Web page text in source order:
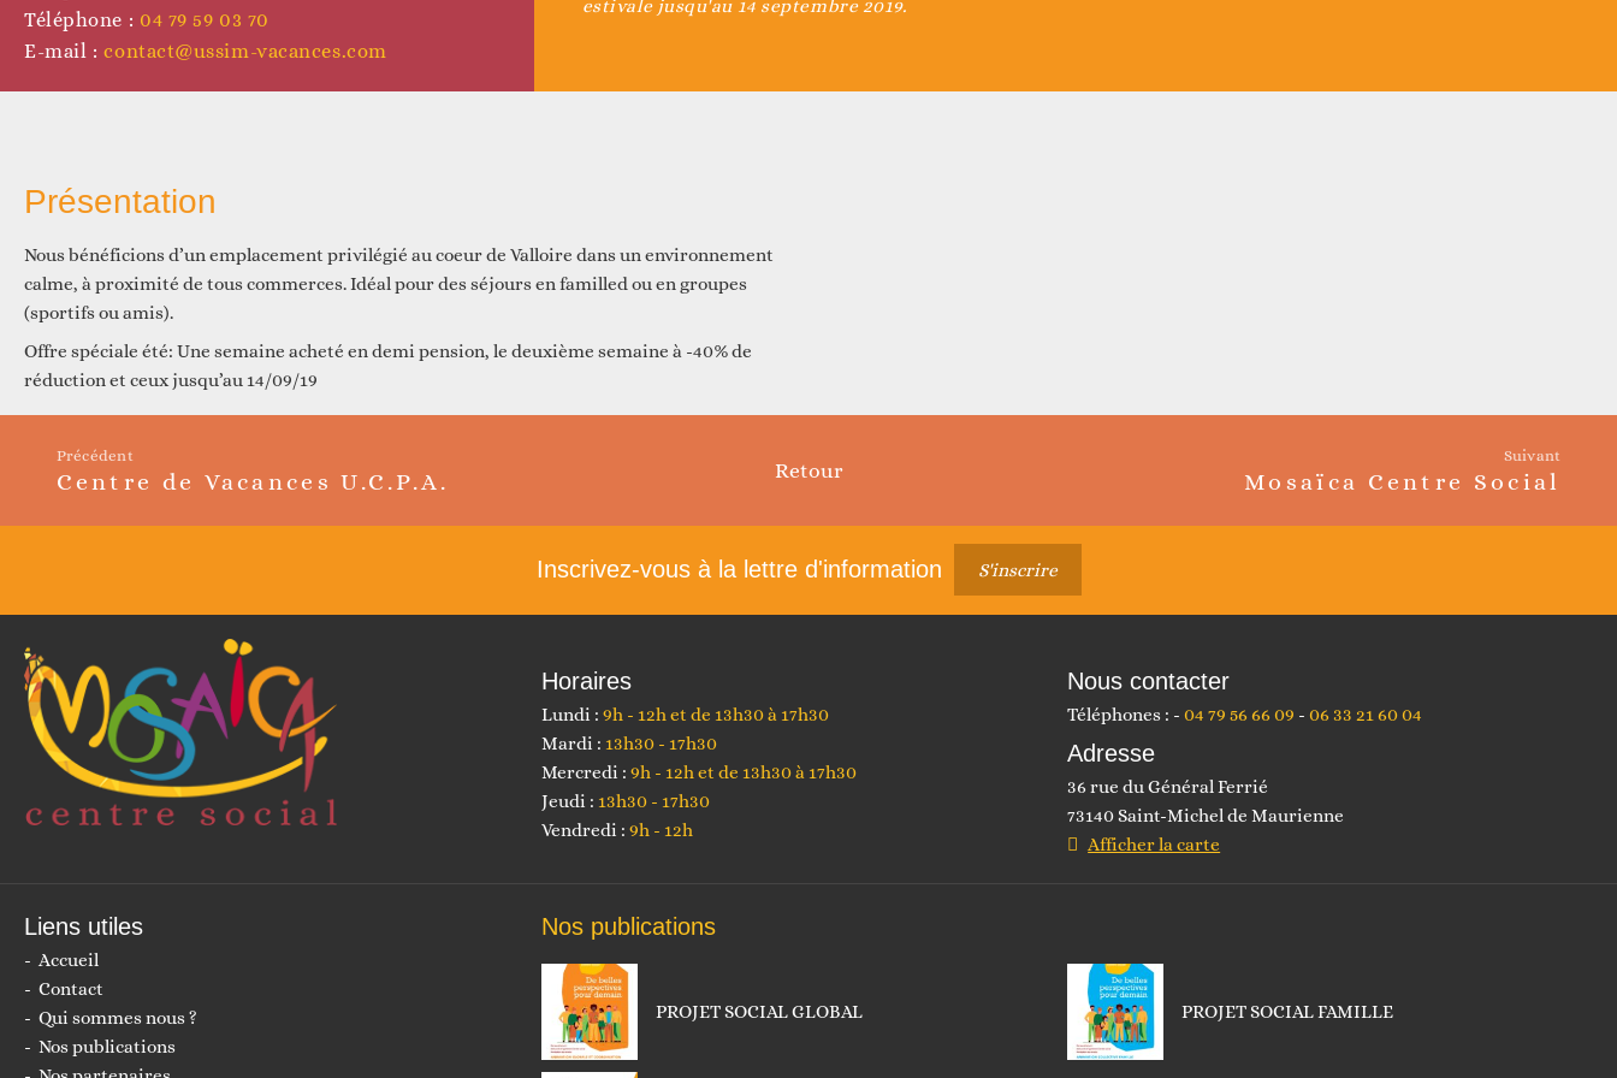
Devenir adhérent
Réfléchir et construire ensemble
Faire un don
Agenda du territoire
Vie associative
Autres services
Téléphone : 04 79 59 03 70
E-mail : contact@ussim-vacances.com
estivale jusqu'au 14 septembre 2019.
Présentation
Nous bénéficions d’un emplacement privilégié au coeur de Valloire dans un environnement
calme, à proximité de tous commerces. Idéal pour des séjours en familled ou en groupes
(sportifs ou amis).
Offre spéciale été: Une semaine acheté en demi pension, le deuxième semaine à -40% de
réduction et ceux jusqu’au 14/09/19
Retour
Précédent
Centre de Vacances U.C.P.A.
Suivant
Mosaïca Centre Social
Inscrivez-vous à la lettre d'information S'inscrire
Horaires
Lundi : 9h - 12h et de 13h30 à 17h30
Mardi : 13h30 - 17h30
Mercredi : 9h - 12h et de 13h30 à 17h30
Jeudi : 13h30 - 17h30
Vendredi : 9h - 12h
Nous contacter
Téléphones : 04 79 56 66 09 06 33 21 60 04
Adresse
36 rue du Général Ferrié
73140 Saint-Michel de Maurienne
Afficher la carte
Liens utiles
Accueil
Contact
Qui sommes nous ?
Nos publications
Nos publications
PROJET SOCIAL GLOBAL PROJET SOCIAL FAMILLE